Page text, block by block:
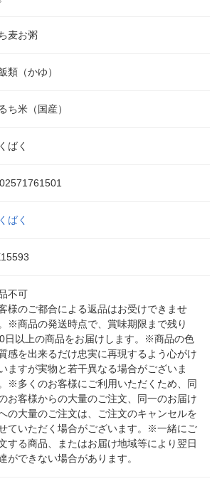
麦お粥
類（かゆ）
ち米（国産）
ばく
ばく
不可
様のご都合による返品はお受けできませ
※商品の発送時点で、賞味期限まで残り
日以上の商品をお届けします。※商品の色
感を出来るだけ忠実に再現するよう心がけ
ますが実物と若干異なる場合がございま
※多くのお客様にご利用いただくため、同
お客様からの大量のご注文、同一のお届け
の大量のご注文は、ご注文のキャンセルを
ていただく場合がございます。※一緒にご
する商品、またはお届け地域等により翌日
ができない場合があります。